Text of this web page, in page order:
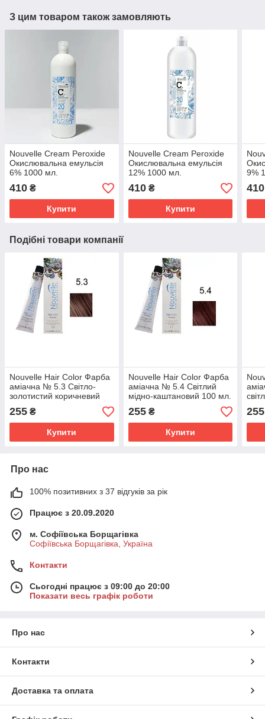
З цим товаром також замовляють
Nouvelle Cream Peroxide
Окислювальна емульсія
6% 1000 мл.
410 ₴
Купити
Nouvelle Cream Peroxide
Окислювальна емульсія
12% 1000 мл.
410₴
Купити
9%
410
Подібні товари компанії
Nouvelle Hair Color Фарба
аміачна № 5.3 Світло-
золотистий коричневий
255 ₴
Купити
Nouvelle Hair Color Фарба
аміачна № 5.4 Світлий
мідно-каштановий 100 мл.
255₴
Купити
255
Про нас
100% позитивних з 37 відгуків за рік
Працює з 20.09.2020
м. Софіївська Борщагівка
Софіївська Борщагівка, Україна
Контакти
Сьогодні працює з 09:00 до 20:00
Показати весь графік роботи
Про нас
Контакти
Доставка та оплата